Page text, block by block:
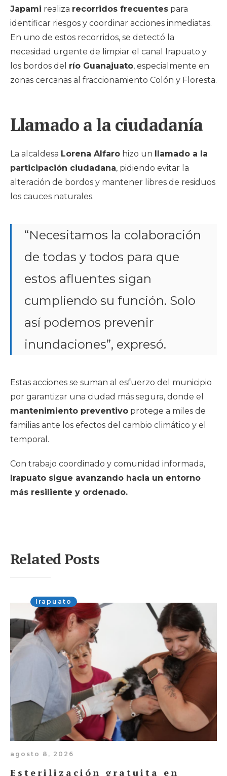
Japami realiza recorridos frecuentes para
identificar riesgos y coordinar acciones inmediatas.
En uno de estos recorridos, se detectó la
necesidad urgente de limpiar el canal Irapuato y
los bordos del río Guanajuato, especialmente en
zonas cercanas al fraccionamiento Colón y Floresta.
Llamado a la ciudadanía
La alcaldesa Lorena Alfaro hizo un llamado a la
participación ciudadana, pidiendo evitar la
alteración de bordos y mantener libres de residuos
los cauces naturales.
“Necesitamos la colaboración
de todas y todos para que
estos afluentes sigan
cumpliendo su función. Solo
así podemos prevenir
inundaciones”, expresó.
Estas acciones se suman al esfuerzo del municipio
por garantizar una ciudad más segura, donde el
mantenimiento preventivo protege a miles de
familias ante los efectos del cambio climático y el
temporal.
Con trabajo coordinado y comunidad informada,
Irapuato sigue avanzando hacia un entorno
más resiliente y ordenado.
Related Posts
Irapuato
agosto 8, 2026
Esterilización gratuita en